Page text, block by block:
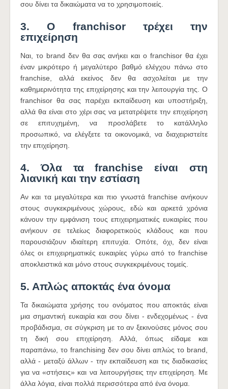
σου δίνει τα δικαιώματα να το χρησιμοποιείς.
3. Ο franchisor τρέχει την
επιχείρηση
Ναι, το brand δεν θα σας ανήκει και ο franchisor θα έχει
έναν μικρότερο ή μεγαλύτερο βαθμό ελέγχου πάνω στο
franchise, αλλά εκείνος δεν θα ασχολείται με την
καθημερινότητα της επιχείρησης και την λειτουργία της. Ο
franchisor θα σας παρέχει εκπαίδευση και υποστήριξη,
αλλά θα είναι στο χέρι σας να μετατρέψετε την επιχείρηση
σε επιτυχημένη, να προσλάβετε το κατάλληλο
προσωπικό, να ελέγξετε τα οικονομικά, να διαχειριστείτε
την επιχείρηση.
4. Όλα τα franchise είναι στη
λιανική και την εστίαση
Αν και τα μεγαλύτερα και πιο γνωστά franchise ανήκουν
στους συγκεκριμένους χώρους, εδώ και αρκετά χρόνια
κάνουν την εμφάνιση τους επιχειρηματικές ευκαιρίες που
ανήκουν σε τελείως διαφορετικούς κλάδους και που
παρουσιάζουν ιδιαίτερη επιτυχία. Οπότε, όχι, δεν είναι
όλες οι επιχειρηματικές ευκαιρίες γύρω από το franchise
αποκλειστικά και μόνο στους συγκεκριμένους τομείς.
5. Απλώς αποκτάς ένα όνομα
Τα δικαιώματα χρήσης του ονόματος που αποκτάς είναι
μια σημαντική ευκαιρία και σου δίνει - ενδεχομένως - ένα
προβάδισμα, σε σύγκριση με το αν ξεκινούσες μόνος σου
τη δική σου επιχείρηση. Αλλά, όπως είδαμε και
παραπάνω, το franchising δεν σου δίνει απλώς το brand,
αλλά - μεταξύ άλλων - την εκπαίδευση και τις διαδικασίες
για να «στήσεις» και να λειτουργήσεις την επιχείρηση. Με
άλλα λόγια, είναι πολλά περισσότερα από ένα όνομα.